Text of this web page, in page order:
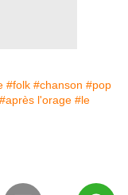
#folk #chanson #pop
#après l'orage #le